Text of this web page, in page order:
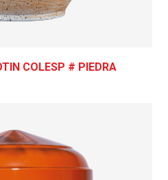
COLESP # PIEDRA